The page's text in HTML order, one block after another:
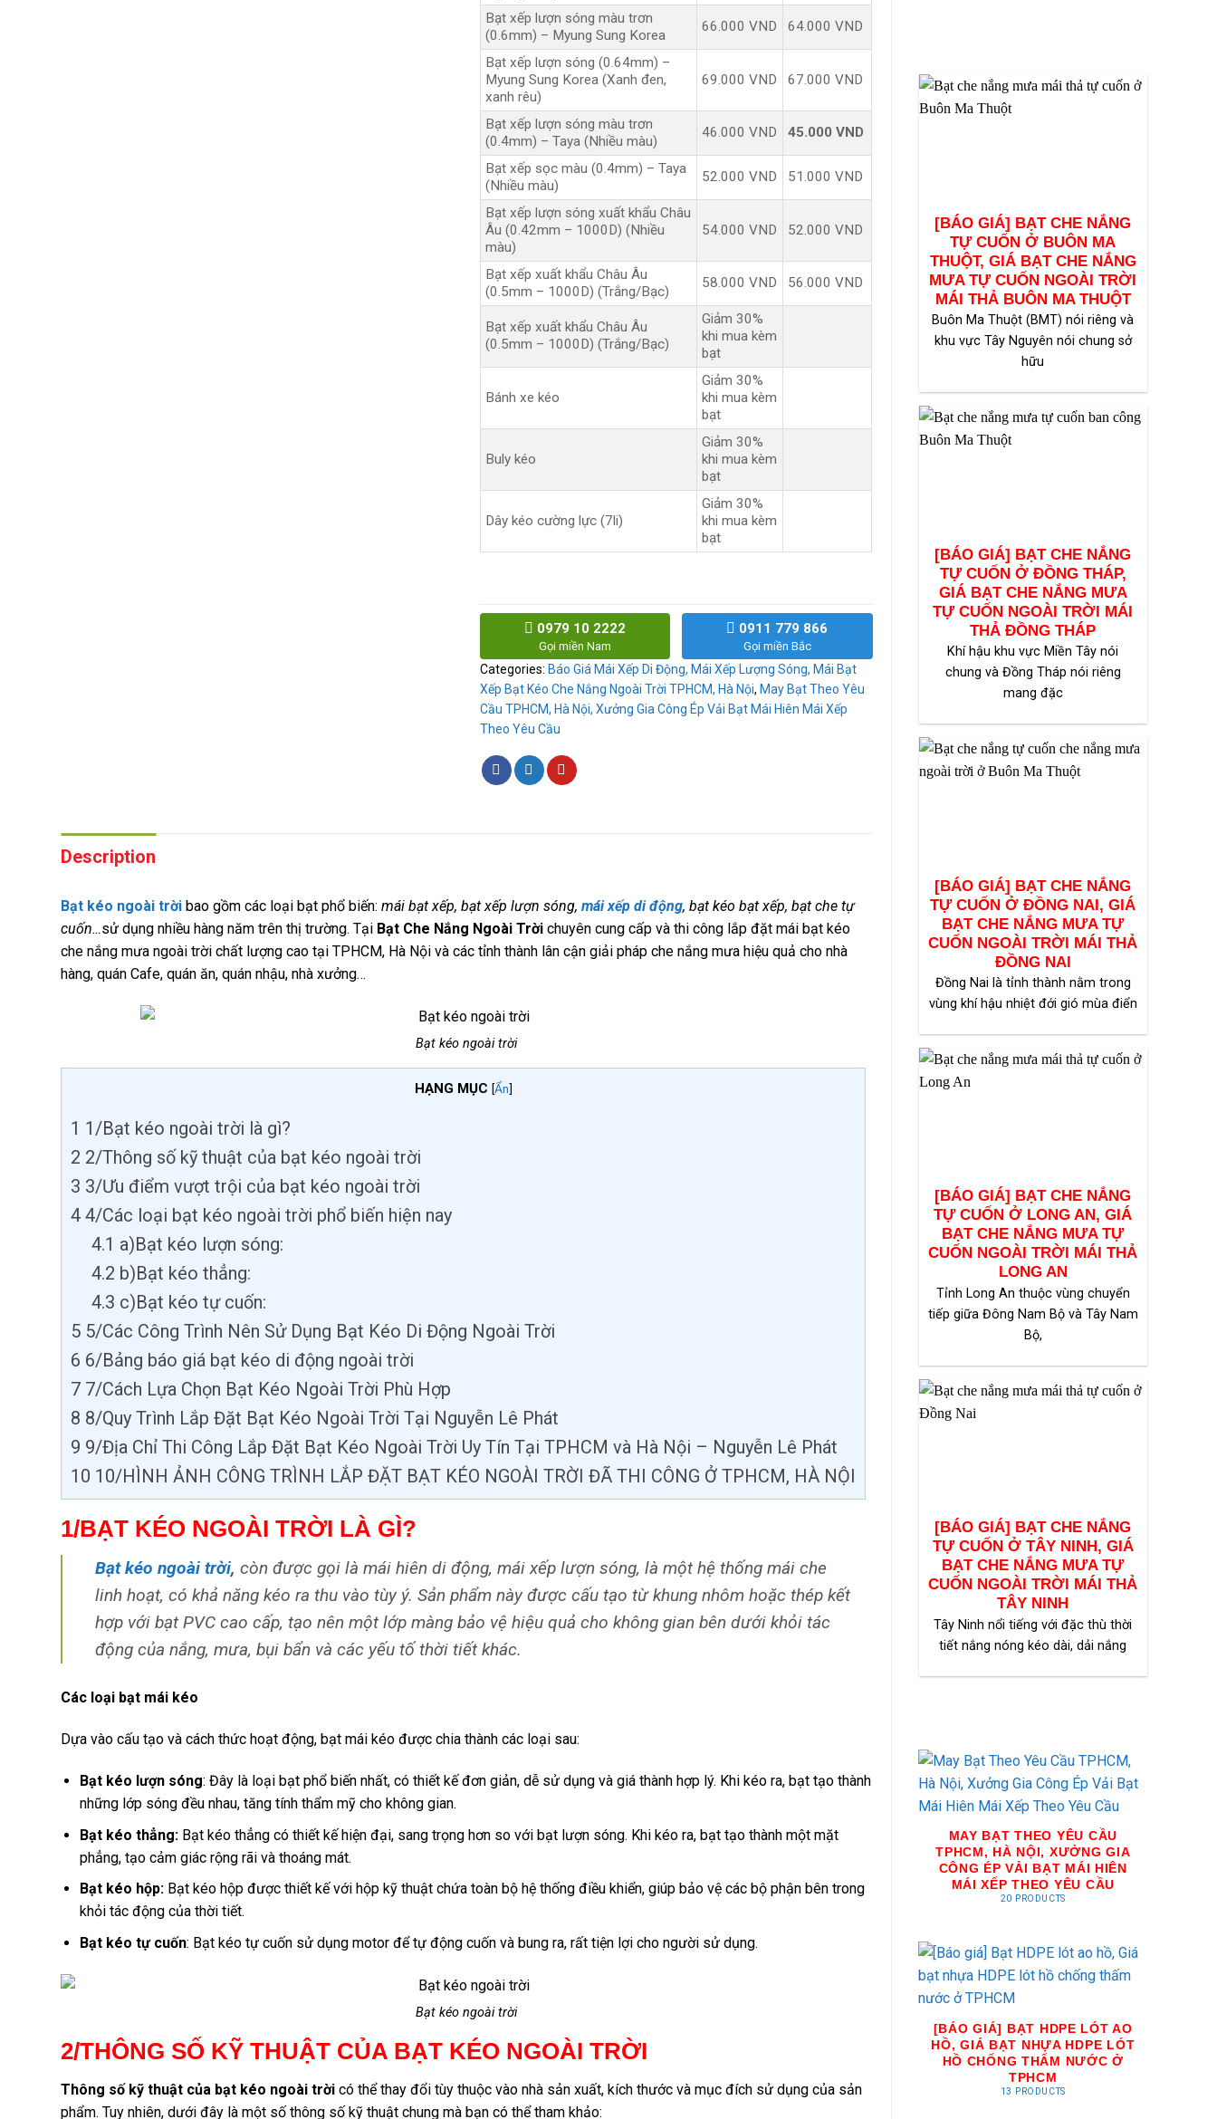
[BÁO GIÁ] BẠT CHE NẮNG
TỰ CUỐN Ở BUÔN MA
THUỘT, GIÁ BẠT CHE NẮNG
MƯA TỰ CUỐN NGOÀI TRỜI
MÁI THẢ BUÔN MA THUỘT
Buôn Ma Thuột (BMT) nói riêng và
khu vực Tây Nguyên nói chung sở
hữu
[BÁO GIÁ] BẠT CHE NẮNG
TỰ CUỐN Ở ĐỒNG THÁP,
GIÁ BẠT CHE NẮNG MƯA
TỰ CUỐN NGOÀI TRỜI MÁI
THẢ ĐỒNG THÁP
Khí hậu khu vực Miền Tây nói
chung và Đồng Tháp nói riêng
mang đặc
[BÁO GIÁ] BẠT CHE NẮNG
TỰ CUỐN Ở ĐỒNG NAI, GIÁ
BẠT CHE NẮNG MƯA TỰ
CUỐN NGOÀI TRỜI MÁI THẢ
ĐỒNG NAI
Đồng Nai là tỉnh thành nằm trong
vùng khí hậu nhiệt đới gió mùa điển
[BÁO GIÁ] BẠT CHE NẮNG
TỰ CUỐN Ở LONG AN, GIÁ
BẠT CHE NẮNG MƯA TỰ
CUỐN NGOÀI TRỜI MÁI THẢ
LONG AN
Tỉnh Long An thuộc vùng chuyển
tiếp giữa Đông Nam Bộ và Tây Nam
Bộ,
[BÁO GIÁ] BẠT CHE NẮNG
TỰ CUỐN Ở TÂY NINH, GIÁ
BẠT CHE NẮNG MƯA TỰ
CUỐN NGOÀI TRỜI MÁI THẢ
TÂY NINH
Tây Ninh nổi tiếng với đặc thù thời
tiết nắng nóng kéo dài, dải nắng
MAY BẠT THEO YÊU CẦU
TPHCM, HÀ NỘI, XƯỞNG GIA
CÔNG ÉP VẢI BẠT MÁI HIÊN
MÁI XẾP THEO YÊU CẦU
20 PRODUCTS
[BÁO GIÁ] BẠT HDPE LÓT AO
HỒ, GIÁ BẠT NHỰA HDPE LÓT
HỒ CHỐNG THẤM NƯỚC Ở
TPHCM
13 PRODUCTS
Bạt xếp lượn sóng màu trơn
(0.6mm) – Myung Sung Korea
66.000 VND 64.000 VND
Bạt xếp lượn sóng (0.64mm) –
Myung Sung Korea (Xanh đen,
xanh rêu)
69.000 VND 67.000 VND
Bạt xếp lượn sóng màu trơn
(0.4mm) – Taya (Nhiều màu)
46.000 VND 45.000 VND
Bạt xếp sọc màu (0.4mm) – Taya
(Nhiều màu)
52.000 VND 51.000 VND
Bạt xếp lượn sóng xuất khẩu Châu
Âu (0.42mm – 1000D) (Nhiều
màu)
54.000 VND 52.000 VND
Bạt xếp xuất khẩu Châu Âu
(0.5mm – 1000D) (Trắng/Bạc)
58.000 VND 56.000 VND
Bạt xếp xuất khẩu Châu Âu
(0.5mm – 1000D) (Trắng/Bạc)
Giảm 30%
khi mua kèm
bạt
Bánh xe kéo
Giảm 30%
khi mua kèm
bạt
Buly kéo
Giảm 30%
khi mua kèm
bạt
Dây kéo cường lực (7li)
Giảm 30%
khi mua kèm
bạt
0979 10 2222
Gọi miền Nam
0911 779 866
Gọi miền Bắc
Categories: Báo Giá Mái Xếp Di Động, Mái Xếp Lượng Sóng, Mái Bạt
Xếp Bạt Kéo Che Nắng Ngoài Trời TPHCM, Hà Nội, May Bạt Theo Yêu
Cầu TPHCM, Hà Nội, Xưởng Gia Công Ép Vải Bạt Mái Hiên Mái Xếp
Theo Yêu Cầu
Description
Bạt kéo ngoài trời bao gồm các loại bạt phổ biến: mái bạt xếp, bạt xếp lượn sóng, mái xếp di động, bạt kéo bạt xếp, bạt che tự
cuốn…sử dụng nhiều hàng năm trên thị trường. Tại Bạt Che Nắng Ngoài Trời chuyên cung cấp và thi công lắp đặt mái bạt kéo
che nắng mưa ngoài trời chất lượng cao tại TPHCM, Hà Nội và các tỉnh thành lân cận giải pháp che nắng mưa hiệu quả cho nhà
hàng, quán Cafe, quán ăn, quán nhậu, nhà xưởng…
Bạt kéo ngoài trời
HẠNG MỤC [Ẩn]
1 1/Bạt kéo ngoài trời là gì?
2 2/Thông số kỹ thuật của bạt kéo ngoài trời
3 3/Ưu điểm vượt trội của bạt kéo ngoài trời
4 4/Các loại bạt kéo ngoài trời phổ biến hiện nay
4.1 a)Bạt kéo lượn sóng:
4.2 b)Bạt kéo thẳng:
4.3 c)Bạt kéo tự cuốn:
5 5/Các Công Trình Nên Sử Dụng Bạt Kéo Di Động Ngoài Trời
6 6/Bảng báo giá bạt kéo di động ngoài trời
7 7/Cách Lựa Chọn Bạt Kéo Ngoài Trời Phù Hợp
8 8/Quy Trình Lắp Đặt Bạt Kéo Ngoài Trời Tại Nguyễn Lê Phát
9 9/Địa Chỉ Thi Công Lắp Đặt Bạt Kéo Ngoài Trời Uy Tín Tại TPHCM và Hà Nội – Nguyễn Lê Phát
10 10/HÌNH ẢNH CÔNG TRÌNH LẮP ĐẶT BẠT KÉO NGOÀI TRỜI ĐÃ THI CÔNG Ở TPHCM, HÀ NỘI
1/BẠT KÉO NGOÀI TRỜI LÀ GÌ?
Bạt kéo ngoài trời, còn được gọi là mái hiên di động, mái xếp lượn sóng, là một hệ thống mái che
linh hoạt, có khả năng kéo ra thu vào tùy ý. Sản phẩm này được cấu tạo từ khung nhôm hoặc thép kết
hợp với bạt PVC cao cấp, tạo nên một lớp màng bảo vệ hiệu quả cho không gian bên dưới khỏi tác
động của nắng, mưa, bụi bẩn và các yếu tố thời tiết khác.
Các loại bạt mái kéo
Dựa vào cấu tạo và cách thức hoạt động, bạt mái kéo được chia thành các loại sau:
Bạt kéo lượn sóng: Đây là loại bạt phổ biến nhất, có thiết kế đơn giản, dễ sử dụng và giá thành hợp lý. Khi kéo ra, bạt tạo thành
những lớp sóng đều nhau, tăng tính thẩm mỹ cho không gian.
Bạt kéo thẳng:Bạt kéo thẳng có thiết kế hiện đại, sang trọng hơn so với bạt lượn sóng. Khi kéo ra, bạt tạo thành một mặt
phẳng, tạo cảm giác rộng rãi và thoáng mát.
Bạt kéo hộp:Bạt kéo hộp được thiết kế với hộp kỹ thuật chứa toàn bộ hệ thống điều khiển, giúp bảo vệ các bộ phận bên trong
khỏi tác động của thời tiết.
Bạt kéo tự cuốn: Bạt kéo tự cuốn sử dụng motor để tự động cuốn và bung ra, rất tiện lợi cho người sử dụng.
Bạt kéo ngoài trời
2/THÔNG SỐ KỸ THUẬT CỦA BẠT KÉO NGOÀI TRỜI
Thông số kỹ thuật của bạt kéo ngoài trời có thể thay đổi tùy thuộc vào nhà sản xuất, kích thước và mục đích sử dụng của sản
phẩm. Tuy nhiên, dưới đây là một số thông số kỹ thuật chung mà bạn có thể tham khảo: